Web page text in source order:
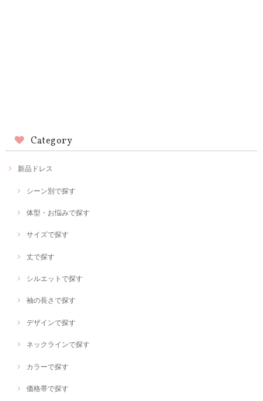
Category
新品ドレス
シーン別で探す
体型・お悩みで探す
サイズで探す
丈で探す
シルエットで探す
袖の長さで探す
デザインで探す
ネックラインで探す
カラーで探す
価格帯で探す